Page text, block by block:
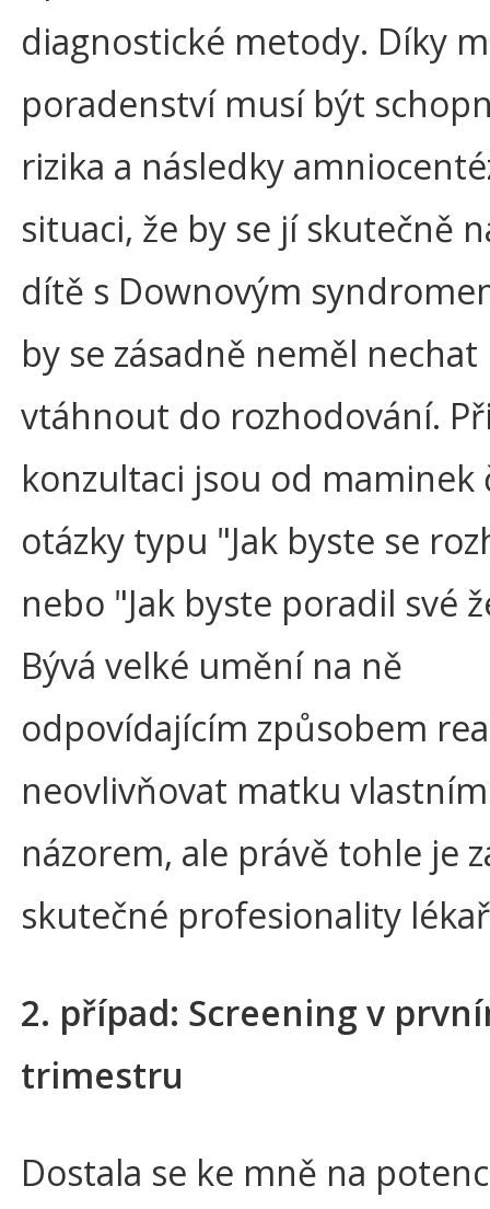
diagnostické metody. Díky
poradenství musí být
rizika a následky
situaci, že by se jí skutečně
dítě s Downovým
by se zásadně neměl nechat
vtáhnout do rozhodování.
konzultaci jsou od maminek
otázky typu "Jak byste se
nebo "Jak byste poradil své
Bývá velké umění na ně
odpovídajícím způsobem
neovlivňovat matku vlastním
názorem, ale právě tohle je
skutečné profesionality
2. případ: Screening v
trimestru
Dostala se ke mně na